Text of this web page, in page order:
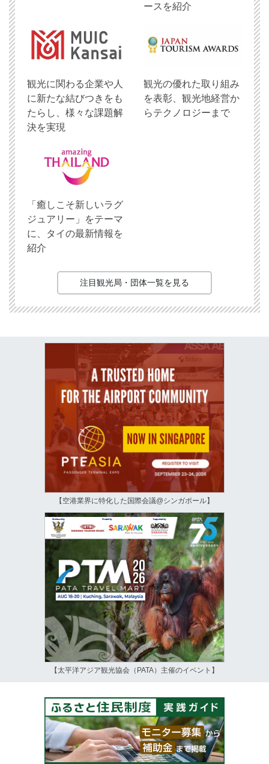
ースを紹介
観光に関わる企業や人
に新たな結びつきをも
たらし、様々な課題解
決を実現
観光の優れた取り組み
を表彰、観光地経営か
らテクノロジーまで
「癒しこそ新しいラグ
ジュアリー」をテーマ
に、タイの最新情報を
紹介
注目観光局・団体一覧を見る
【空港業界に特化した国際会議@シンガポール】
【太平洋アジア観光協会（PATA）主催のイベント】